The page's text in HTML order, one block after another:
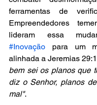
ferramentas de
Empreendedores
#Inovação para um
alinhada a Jeremias
bem sei os planos que
diz o Senhor, planos
mal".